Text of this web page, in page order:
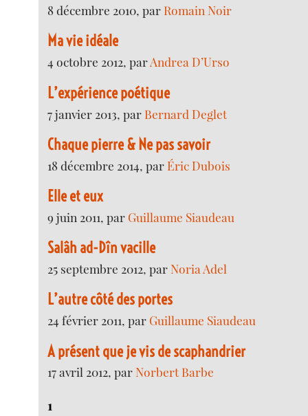
8 décembre 2010, par Romain Noir
Ma vie idéale
4 octobre 2012, parAndrea D’Urso
L’expérience poétique
7 janvier 2013, par Bernard Deglet
Chaque pierre & Ne pas savoir
18 décembre 2014, parÉric Dubois
Elle et eux
9 juin 2011, par Guillaume Siaudeau
Salâh ad-Dîn vacille
25 septembre 2012, parNoria Adel
L’autre côté des portes
24 février 2011, par Guillaume Siaudeau
A présent que je vis de scaphandrier
17 avril 2012, parNorbert Barbe
1